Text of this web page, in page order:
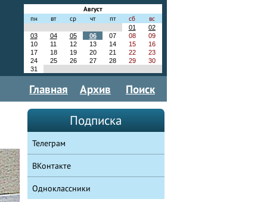
Август
пн
вт ср чт пт сб
вс
01
02
03
04 05 06 07 08
09
10
11 12 13 14 15
16
17
18 19 20 21 22
23
24
25 26 27 28 29
30
31
Главная Архив Поиск
Подписка
Телеграм
ВКонтакте
Одноклассники